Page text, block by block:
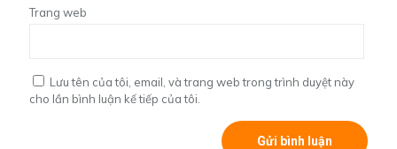
Trang web
Lưu tên của tôi, email, và trang web trong trình duyệt này
cho lần bình luận kế tiếp của tôi.